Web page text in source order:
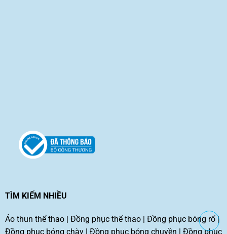
TÌM KIẾM NHIỀU
Áo thun thể thao| Đồng phục thể thao| Đồng phục bóng rổ|
Đồng phục bóng chày| Đồng phục bóng chuyền Đồng phục